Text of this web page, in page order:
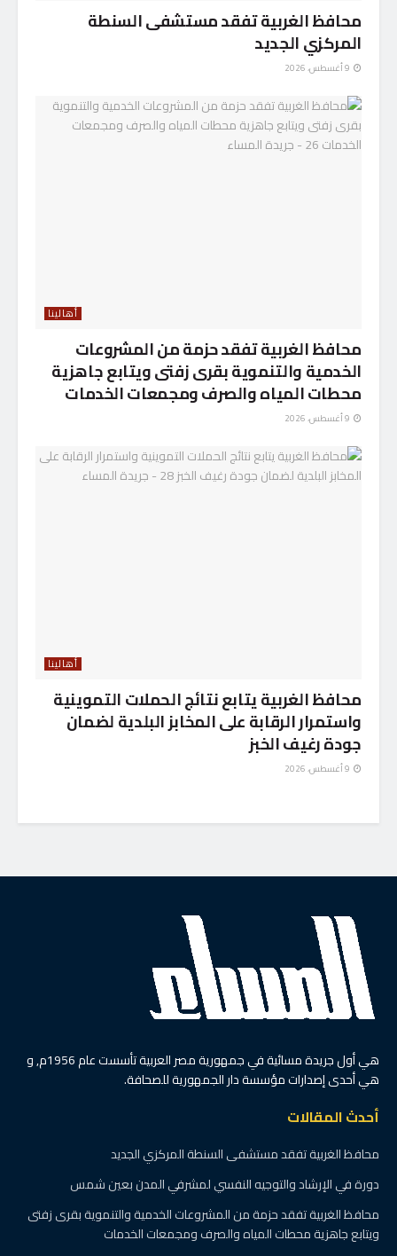
محافظ الغربية تفقد مستشفى السنطة
المركزي الجديد
أهالينا
محافظ الغربية تفقد حزمة من المشروعات
الخدمية والتنموية بقرى زفتى ويتابع جاهزية
محطات المياه والصرف ومجمعات الخدمات
أهالينا
محافظ الغربية يتابع نتائج الحملات التموينية
واستمرار الرقابة على المخابز البلدية لضمان
جودة رغيف الخبز
هي أول جريدة مسائية في جمهورية مصر العربية تأسست عام 1956م, و
هي أحدى إصدارات مؤسسة دار الجمهورية للصحافة.
أحدث المقالات
محافظ الغربية تفقد مستشفى السنطة المركزي الجديد
دورة في الإرشاد والتوجيه النفسي لمشرفي المدن بعين شمس
محافظ الغربية تفقد حزمة من المشروعات الخدمية والتنموية بقرى زفتى
ويتابع جاهزية محطات المياه والصرف ومجمعات الخدمات